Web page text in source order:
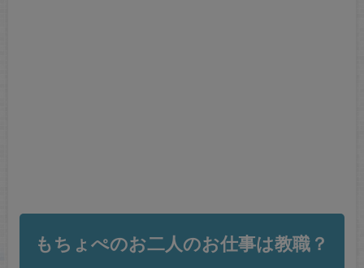
もちょぺのお二人のお仕事は教職？